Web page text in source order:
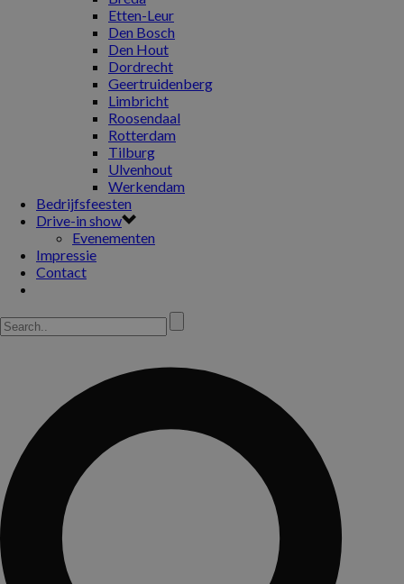
Etten-Leur
Den Bosch
Den Hout
Dordrecht
Geertruidenberg
Limbricht
Roosendaal
Rotterdam
Tilburg
Ulvenhout
Werkendam
Bedrijfsfeesten
Drive-in show
Evenementen
Impressie
Contact